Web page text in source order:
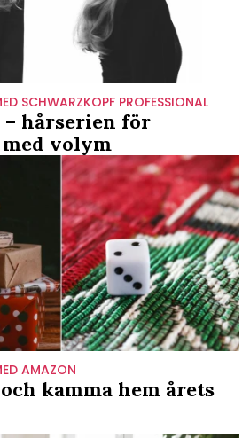
SCHWARZKOPF PROFESSIONAL
hårserien för
volym
AMAZON
kamma hem årets